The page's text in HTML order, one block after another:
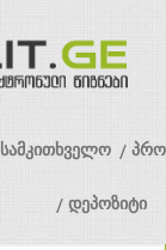
სამკითხველო
დეპოზიტი